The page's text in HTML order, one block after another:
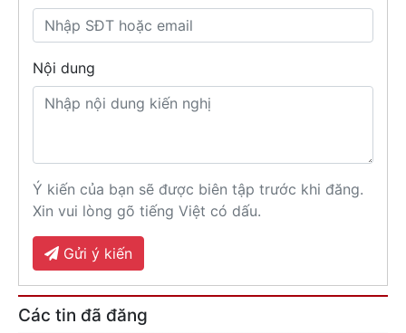
Nội dung
Ý kiến của bạn sẽ được biên tập trước khi đăng.
Xin vui lòng gõ tiếng Việt có dấu.
Gửi ý kiến
Các tin đã đăng